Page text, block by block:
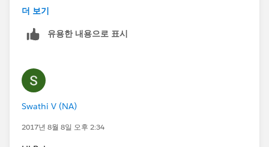
더 보기
유용한 내용으로 표시
Swathi V (NA)
2017년 8월 8일 오후 2:34